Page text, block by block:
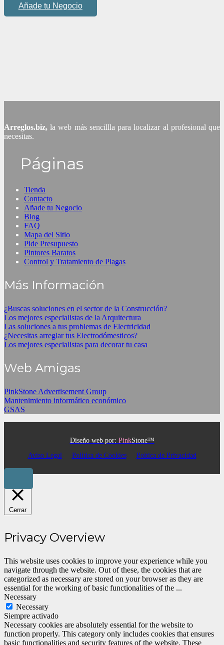
Añade tu Negocio
Arreglos.biz,la web más sencillla para localizar al profesional que
necesitas.
Páginas
Tienda
Contacto
Añade tu Negocio
Blog
FAQ
Mapa del Sitio
Pide Presupuesto
Pintores Baratos
Control y Tratamiento de Plagas
Más Información
¿Buscas soluciones en el sector de la Construcción?
Los mejores especialistas de la Arquitectura
Las soluciones a tus problemas de Electricidad
¿Necesitas arreglar tus Electrodómesticos?
Los mejores especialistas para decorar tu casa
Web Amigas
PinkStone Advertisement Group
Mantenimiento informático económico
GSAS
Diseño web por: PinkStone™
Aviso Legal
Política de Cookies Poítica de Privacidad
Cerrar
Privacy Overview
This website uses cookies to improve your experience while you
navigate through the website. Out of these, the cookies that are
categorized as necessary are stored on your browser as they are
essential for the working of basic functionalities of the ...
Necessary
Necessary
Siempre activado
Necessary cookies are absolutely essential for the website to
function properly. This category only includes cookies that ensures
basic functionalities and security features of the website. These